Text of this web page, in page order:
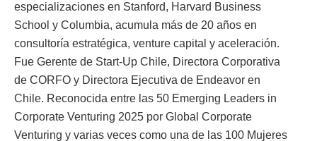
especializaciones en Stanford, Harvard Business
School y Columbia, acumula más de 20 años en
consultoría estratégica, venture capital y aceleración.
Fue Gerente de Start-Up Chile, Directora Corporativa
de CORFO y Directora Ejecutiva de Endeavor en
Chile. Reconocida entre las 50 Emerging Leaders in
Corporate Venturing 2025 por Global Corporate
Venturing y varias veces como una de las 100 Mujeres